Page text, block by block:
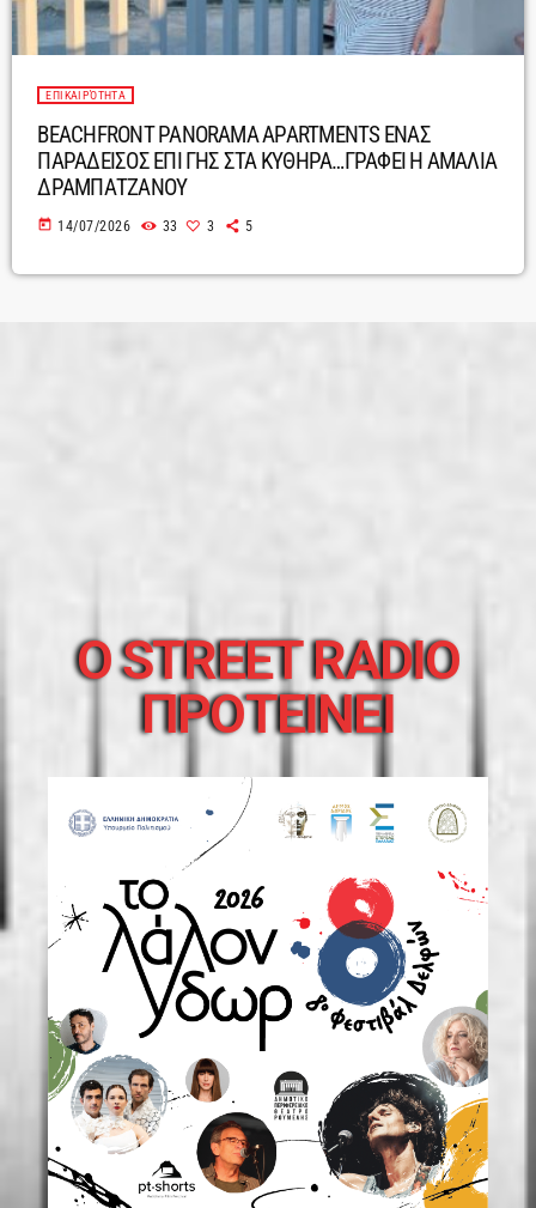
ΕΠΙΚΑΙΡΌΤΗΤΑ
BEACHFRONT PANORAMA APARTMENTS ΕΝΑΣ
ΠΑΡΑΔΕΙΣΟΣ ΕΠΙ ΓΗΣ ΣΤΑ ΚΥΘΗΡΑ…ΓΡΑΦΕΙ Η ΑΜΑΛΙΑ
ΔΡΑΜΠΑΤΖΑΝΟΥ
today 14/07/2026 33 3 5
O STREET RADIO
ΠΡΟΤΕΙΝΕΙ